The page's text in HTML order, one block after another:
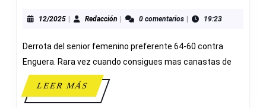
60
FEMENINO
B
12/202512/2025Redacción Redacción0 comentarios 19:23
Derrota del senior femenino preferente 64-60 contra
Enguera. Rara vez cuando consigues mas canastas de
LEER MÁSLEER
MÁS